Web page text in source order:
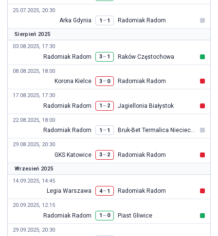
25.07.2025, 20:30
Arka Gdynia 1 – 1 Radomiak Radom
Sierpień 2025
03.08.2025, 17:30
Radomiak Radom 3– 1 Raków Częstochowa
08.08.2025, 18:00
Korona Kielce 3– 0 Radomiak Radom
17.08.2025, 17:30
Radomiak Radom 1 – 2 Jagiellonia Białystok
22.08.2025, 18:00
Radomiak Radom 1 – 1 Bruk-Bet Termalica Nieciecza
29.08.2025, 20:30
GKS Katowice 3– 2 Radomiak Radom
Wrzesień 2025
14.09.2025, 14:45
Legia Warszawa 4– 1 Radomiak Radom
20.09.2025, 12:15
Radomiak Radom 1 – 0 Piast Gliwice
29.09.2025, 20:30